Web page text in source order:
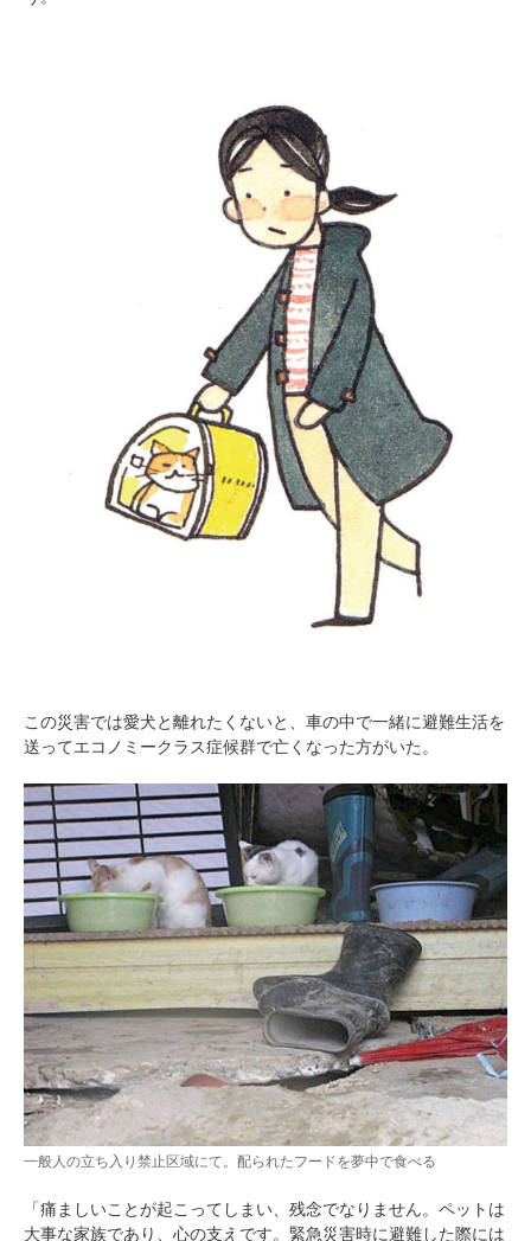
この災害では愛犬と離れたくないと、車の中で一緒に避難生活を
送ってエコノミークラス症候群で亡くなった方がいた。
一般人の立ち入り禁止区域にて。配られたフードを夢中で食べる
「痛ましいことが起こってしまい、残念でなりません。ペットは
大事な家族であり、心の支えです。緊急災害時に避難した際には